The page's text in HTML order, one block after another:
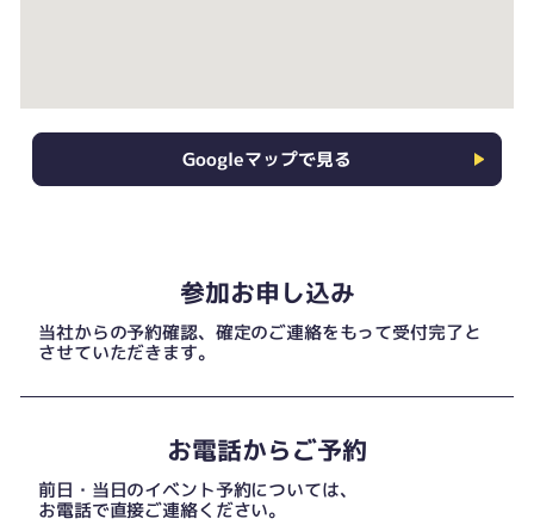
Googleマップで見る
参加お申し込み
当社からの予約確認、確定のご連絡をもって受付完了と
させていただきます。
お電話からご予約
前日・当日のイベント予約については、
お電話で直接ご連絡ください。